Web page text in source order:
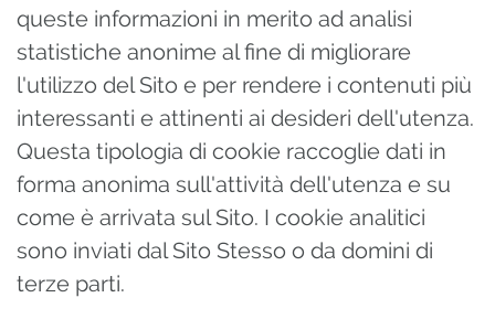
queste informazioni in merito ad analisi
statistiche anonime al fine di migliorare
l'utilizzo del Sito e per rendere i contenuti più
interessanti e attinenti ai desideri dell'utenza.
Questa tipologia di cookie raccoglie dati in
forma anonima sull'attività dell'utenza e su
come è arrivata sul Sito. I cookie analitici
sono inviati dal Sito Stesso o da domini di
terze parti.